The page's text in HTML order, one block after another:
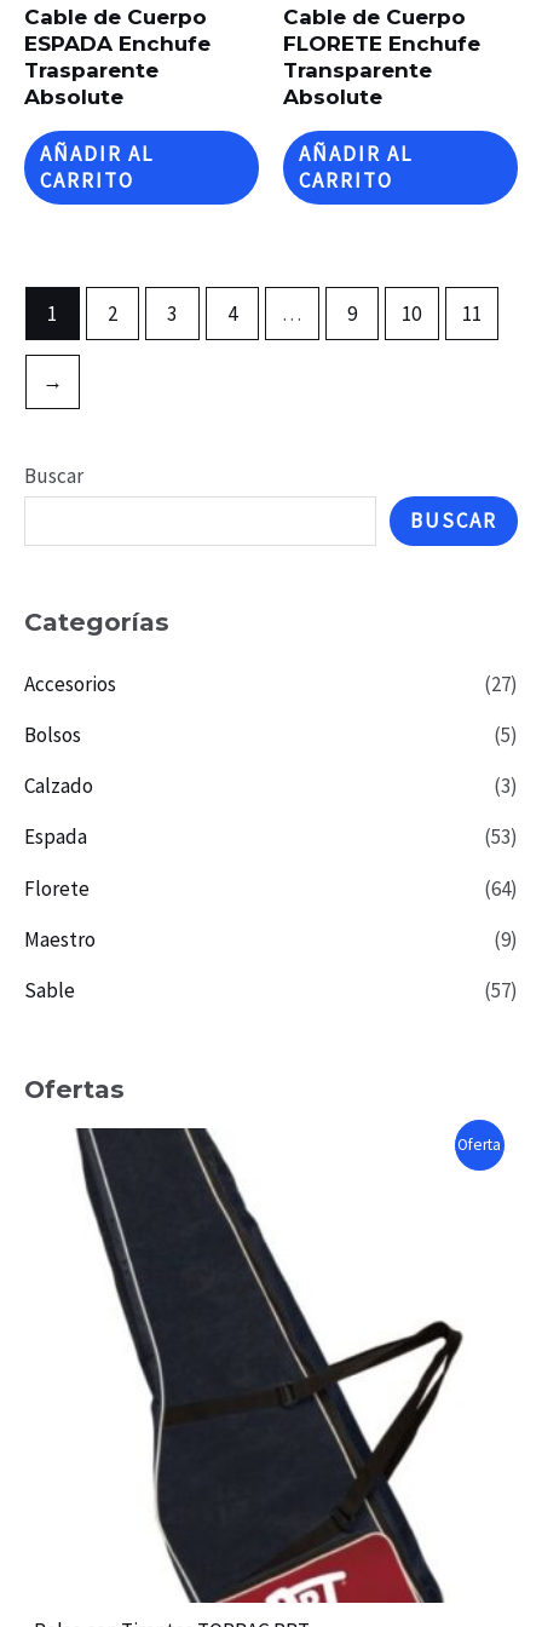
Buscar
BUSCAR
Categorías
Accesorios
(27)
Bolsos
(5)
Calzado
(3)
Espada
(53)
Florete
(64)
Maestro
(9)
Sable
(57)
Ofertas
OfertaP
Cable de Cuerpo
ESPADA Enchufe
Trasparente
Absolute
AÑADIR AL
CARRITO
Cable de Cuerpo
FLORETE Enchufe
Transparente
Absolute
AÑADIR AL
CARRITO
1 2 3 4 … 9 10 11
→